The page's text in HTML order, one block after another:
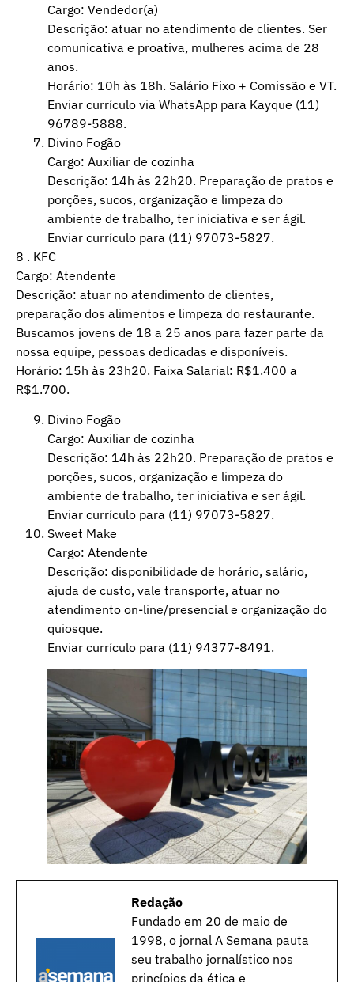
Cargo: Vendedor(a)
Descrição: atuar no atendimento de clientes. Ser
comunicativa e proativa, mulheres acima de 28
anos.
Horário: 10h às 18h. Salário Fixo + Comissão e VT.
Enviar currículo via WhatsApp para Kayque (11)
96789-5888.
Divino Fogão
Cargo: Auxiliar de cozinha
Descrição: 14h às 22h20. Preparação de pratos e
porções, sucos, organização e limpeza do
ambiente de trabalho, ter iniciativa e ser ágil.
Enviar currículo para (11) 97073-5827.
8 . KFC
Cargo: Atendente
Descrição: atuar no atendimento de clientes,
preparação dos alimentos e limpeza do restaurante.
Buscamos jovens de 18 a 25 anos para fazer parte da
nossa equipe, pessoas dedicadas e disponíveis.
Horário: 15h às 23h20. Faixa Salarial: R$1.400 a
R$1.700.
Divino Fogão
Cargo: Auxiliar de cozinha
Descrição: 14h às 22h20. Preparação de pratos e
porções, sucos, organização e limpeza do
ambiente de trabalho, ter iniciativa e ser ágil.
Enviar currículo para (11) 97073-5827.
Sweet Make
Cargo: Atendente
Descrição: disponibilidade de horário, salário,
ajuda de custo, vale transporte, atuar no
atendimento on-line/presencial e organização do
quiosque.
Enviar currículo para (11) 94377-8491.
Redação
Fundado em 20 de maio de
1998, o jornal A Semana pauta
seu trabalho jornalístico nos
princípios da ética e